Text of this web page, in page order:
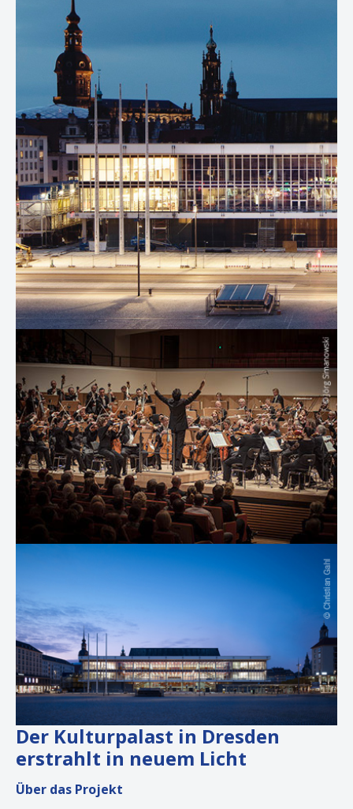
Show larger version
Show larger version
Der Kulturpalast in Dresden
erstrahlt in neuem Licht
Über das Projekt